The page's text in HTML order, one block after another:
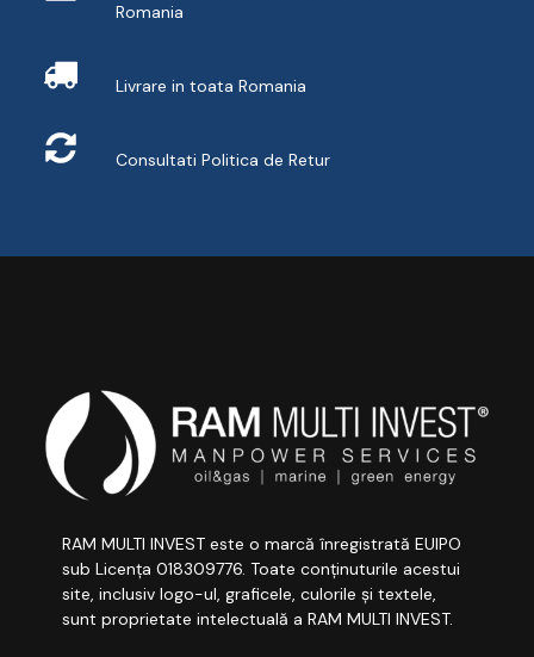
Romania
Livrare in toata Romania
Consultati Politica de Retur
RAM MULTI INVEST este o marcă înregistrată EUIPO
sub Licența 018309776. Toate conținuturile acestui
site, inclusiv logo-ul, graficele, culorile și textele,
sunt proprietate intelectuală a RAM MULTI INVEST.